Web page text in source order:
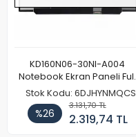
KD160N06-30NI-A004
Notebook Ekran Paneli Full
HD
Stok Kodu: 6DJHYNMQCS
%26
3.131,70 TL
2.319,74 TL